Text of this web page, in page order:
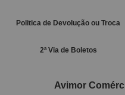
Politica de Devolução ou Troca
2ª Via de Boletos
Avimor